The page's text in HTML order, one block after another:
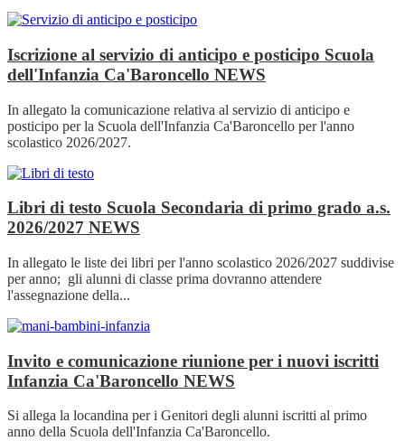
Iscrizione al servizio di anticipo e posticipo Scuola
dell'Infanzia Ca'Baroncello NEWS
In allegato la comunicazione relativa al servizio di anticipo e
posticipo per la Scuola dell'Infanzia Ca'Baroncello per l'anno
scolastico 2026/2027.
Libri di testo Scuola Secondaria di primo grado a.s.
2026/2027 NEWS
In allegato le liste dei libri per l'anno scolastico 2026/2027 suddivise
per anno; gli alunni di classe prima dovranno attendere
l'assegnazione della...
Invito e comunicazione riunione per i nuovi iscritti
Infanzia Ca'Baroncello NEWS
Si allega la locandina per i Genitori degli alunni iscritti al primo
anno della Scuola dell'Infanzia Ca'Baroncello.